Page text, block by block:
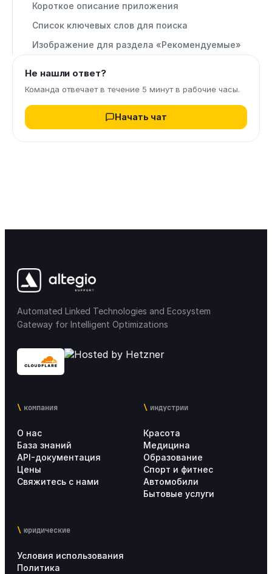
Короткое описание приложения
Список ключевых слов для поиска
Изображение для раздела «Рекомендуемые»
Не нашли ответ?
Команда отвечает в течение 5 минут в рабочие часы.
Начать чат
Automated Linked Technologies and Ecosystem
Gateway for Intelligent Optimizations
компания
О нас
База знаний
API-документация
Цены
Свяжитесь с нами
индустрии
Красота
Медицина
Образование
Спорт и фитнес
Автомобили
Бытовые услуги
юридические
Условия использования
Политика